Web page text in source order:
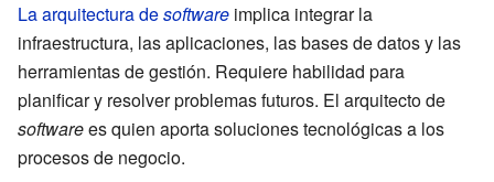
La arquitectura desoftware implica integrar la
infraestructura, las aplicaciones, las bases de datos y las
herramientas de gestión. Requiere habilidad para
planificar y resolver problemas futuros. El arquitecto de
softwarees quien aporta soluciones tecnológicas a los
procesos de negocio.